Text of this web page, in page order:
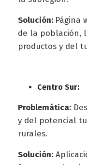
Solución: Página
de la población,
productos y del
Centro Sur:
Problemática:
y del potencial
rurales.
Solución: